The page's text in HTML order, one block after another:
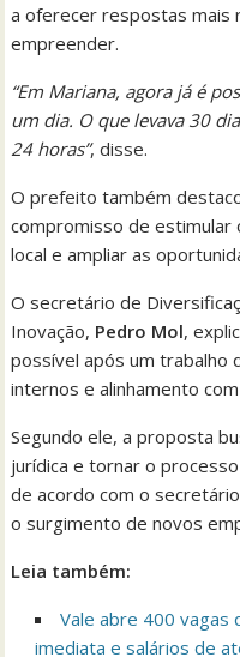
a oferecer respostas mais
empreender.
“Em Mariana, agora já é
um dia. O que levava 30
24 horas”, disse.
O prefeito também
compromisso de estimular
local e ampliar as
O secretário de
Inovação, Pedro Mol,
possível após um trabalho
internos e alinhamento
Segundo ele, a proposta
jurídica e tornar o
de acordo com o
o surgimento de novos
Leia também:
Vale abre 400 vagas
imediata e salários de